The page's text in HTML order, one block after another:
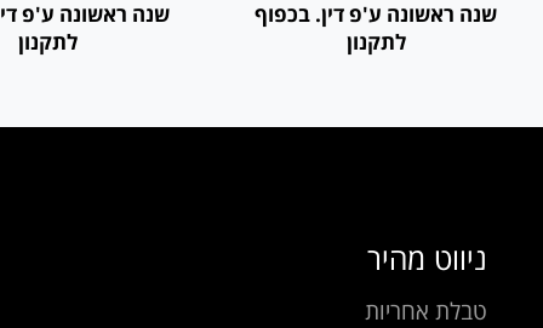
שנה ראשונה ע'פ דין. בכפוף
לתקנון
שנה ראשונה ע'פ
לתקנון
ניווט מהיר
טבלת אחריות